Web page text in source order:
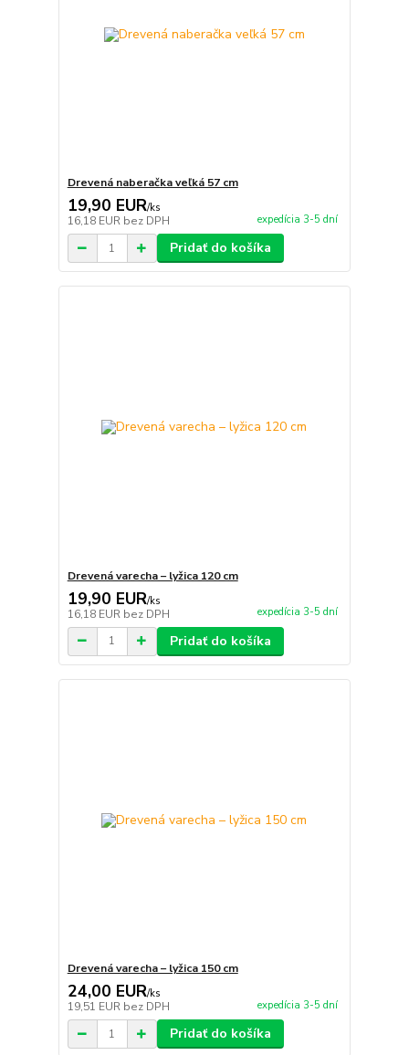
Drevená naberačka veľká 57 cm
19,90 EUR/ks
16,18 EUR bez DPH expedícia 3-5 dní
Pridať do košíka
Drevená varecha – lyžica 120 cm
19,90 EUR/ks
16,18 EUR bez DPH expedícia 3-5 dní
Pridať do košíka
Drevená varecha – lyžica 150 cm
24,00 EUR/ks
19,51 EUR bez DPH expedícia 3-5 dní
Pridať do košíka